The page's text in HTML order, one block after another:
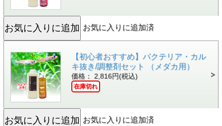
お気に入りに追加済
【初心者おすすめ】バクテリア・カル
キ抜き/調整剤セット （メダカ用）
価格： 2,816円(税込)
在庫切れ
お気に入りに追加済